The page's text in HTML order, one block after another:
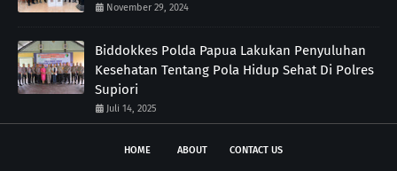
November 29, 2024
Biddokkes Polda Papua Lakukan Penyuluhan
Kesehatan Tentang Pola Hidup Sehat Di Polres
Supiori
Juli 14, 2025
HOME ABOUT CONTACT US